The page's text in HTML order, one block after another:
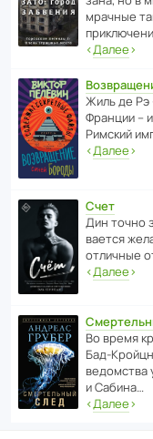
мрачные
‹Далее›
Жиль де Рэ
Франции –
Римский
‹Далее›
Счет
Дин точно
ва­ется
отли­чные
‹Далее›
Во время
ведомства
и Сабина…
‹Далее›